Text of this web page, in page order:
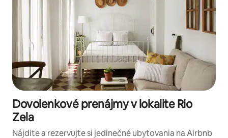
Dovolenkové prenájmy v lokalite Rio
Zela
Nájdite a rezervujte si jedinečné ubytovania na Airbnb